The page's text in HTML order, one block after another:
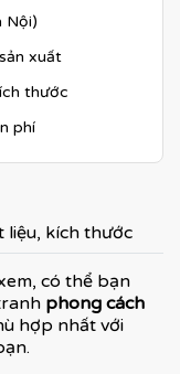
Nội)
xuất
thước
phí
liệu, kích thước
có thể bạn
phong cách
hợp nhất với